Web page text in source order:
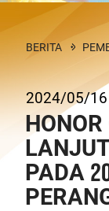
BERITA
PADA
2024/05/16